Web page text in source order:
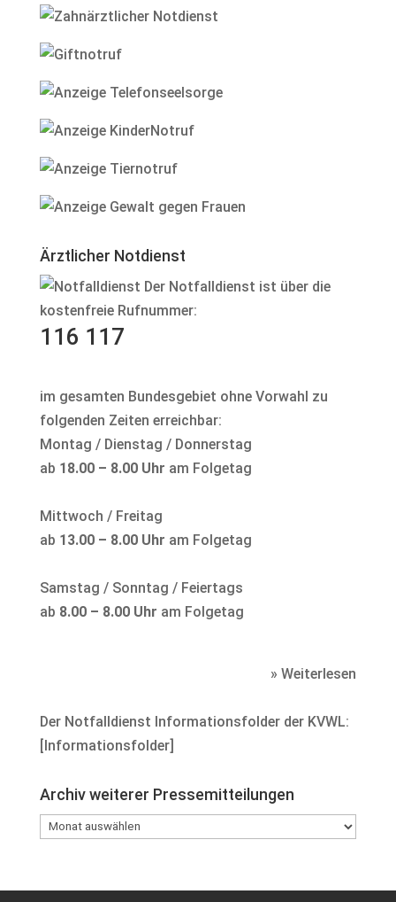
Ärztlicher Notdienst
Der Notfalldienst ist über die
kostenfreie Rufnummer:
116 117
im gesamten Bundesgebiet ohne Vorwahl zu
folgenden Zeiten erreichbar:
Montag / Dienstag / Donnerstag
ab 18.00 – 8.00 Uhr am Folgetag
Mittwoch / Freitag
ab 13.00 – 8.00 Uhr am Folgetag
Samstag / Sonntag / Feiertags
ab 8.00 – 8.00 Uhr am Folgetag
» Weiterlesen
Der Notfalldienst Informationsfolder der KVWL:
[Informationsfolder]
Archiv weiterer Pressemitteilungen
Archiv